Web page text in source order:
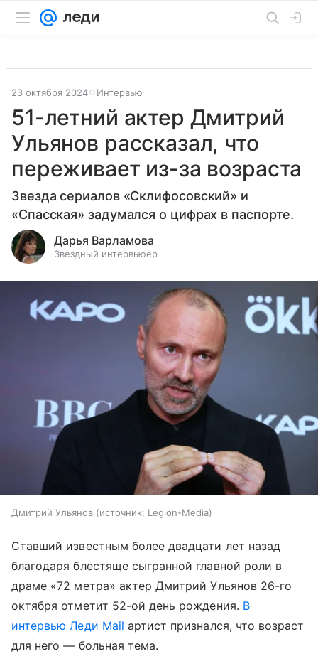
23 октября 2024 Интервью
51-летний актер Дмитрий
Ульянов рассказал, что
переживает из-за возраста
Звезда сериалов «Склифосовский» и
«Спасская» задумался о цифрах в паспорте.
Дарья Варламова
Звездный интервьюер
Дмитрий Ульянов источник: Legion-Media
Ставший известным более двадцати лет назад
благодаря блестяще сыгранной главной роли в
драме «72 метра» актер Дмитрий Ульянов 26-го
октября отметит 52-ой день рождения. В
интервью Леди Mail артист признался, что возраст
для него — больная тема.